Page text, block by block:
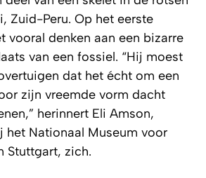
Zuid-Peru. Op het eerste
vooral denken aan een bizarre
van een fossiel. “Hij moest
dat het écht om een
zijn vreemde vorm dacht
herinnert Eli Amson,
het Nationaal Museum voor
Stuttgart, zich.